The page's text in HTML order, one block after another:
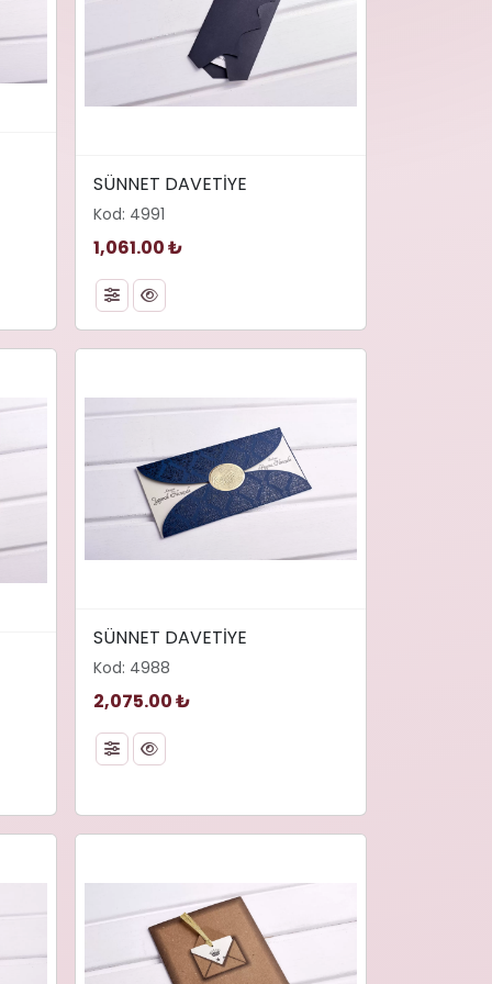
loading="lazy" decoding="async"
alt="SÜNNET DAVETİYE">
SÜNNET DAVETİYE
Kod: 4991
1,061.00 ₺
loading="lazy" decoding="async"
alt="SÜNNET DAVETİYE">
SÜNNET DAVETİYE
Kod: 4988
2,075.00 ₺